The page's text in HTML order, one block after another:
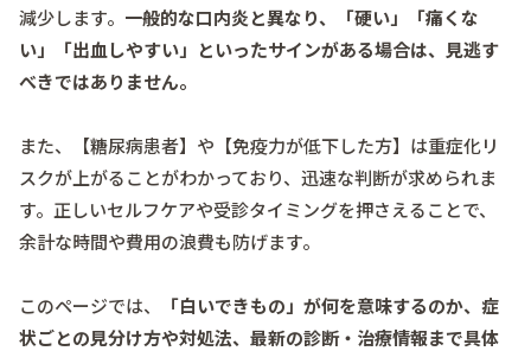
減少します。 一般的な口内炎と異なり、「硬い」「痛くな
い」「出血しやすい」といったサインがある場合は、見逃す
べきではありません。
また、【糖尿病患者】や【免疫力が低下した方】は重症化リ
スクが上がることがわかっており、迅速な判断が求められま
す。正しいセルフケアや受診タイミングを押さえることで、
余計な時間や費用の浪費も防げます。
このページでは、
「白いできもの」が何を意味するのか、症
状ごとの見分け方や対処法、最新の診断・治療情報まで具体